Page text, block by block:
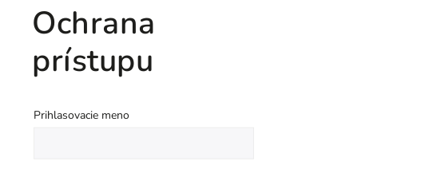
Ochrana
prístupu
Prihlasovacie meno